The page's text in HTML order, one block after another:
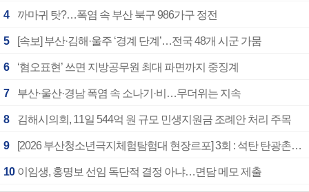
4 까마귀 탓?…폭염 속 부산 북구 986가구 정전
5 [속보] 부산·김해·울주 ‘경계 단계’…전국 48개 시군 가뭄
6 ‘혐오표현’ 쓰면 지방공무원 최대 파면까지 중징계
7 부산·울산·경남 폭염 속 소나기·비…무더위는 지속
8 김해시의회, 11일 544억 원 규모 민생지원금 조례안 처리 주목
9 [2026 부산청소년극지체험탐험대 현장르포] 3회 : 석탄 탄광촌에서 북극 연구의 중심지로
10 이임생, 홍명보 선임 독단적 결정 아냐…면담 메모 제출